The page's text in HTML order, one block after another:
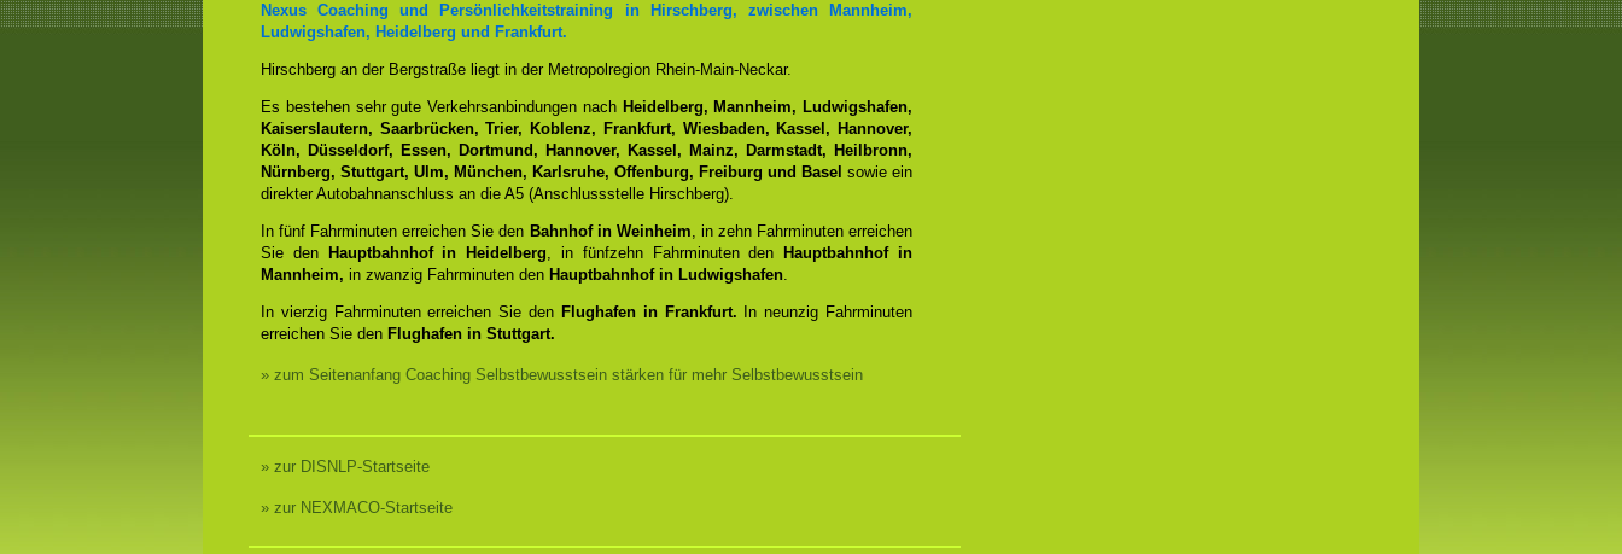
Nexus Coaching und Persönlichkeitstraining in Hirschberg, zwischen Mannheim,
Ludwigshafen, Heidelberg und Frankfurt.
Hirschberg an der Bergstraße liegt in der Metropolregion Rhein-Main-Neckar.
Es bestehen sehr gute Verkehrsanbindungen nach Heidelberg, Mannheim, Ludwigshafen,
Kaiserslautern, Saarbrücken, Trier, Koblenz, Frankfurt, Wiesbaden, Kassel, Hannover,
Köln, Düsseldorf, Essen, Dortmund, Hannover, Kassel, Mainz, Darmstadt, Heilbronn,
Nürnberg, Stuttgart, Ulm, München, Karlsruhe, Offenburg, Freiburg und Basel sowie ein
direkter Autobahnanschluss an die A5 (Anschlussstelle Hirschberg).
In fünf Fahrminuten erreichen Sie den Bahnhof in Weinheim, in zehn Fahrminuten erreichen
Sie den
Hauptbahnhof in Heidelberg, in fünfzehn Fahrminuten den
Hauptbahnhof in
Mannheim, in zwanzig Fahrminuten den Hauptbahnhof in Ludwigshafen.
In vierzig Fahrminuten erreichen Sie den Flughafen in Frankfurt.
In neunzig Fahrminuten
erreichen Sie den Flughafen in Stuttgart.
» zum Seitenanfang Coaching Selbstbewusstsein stärken für mehr Selbstbewusstsein
» zur DISNLP-Startseite
» zur NEXMACO-Startseite